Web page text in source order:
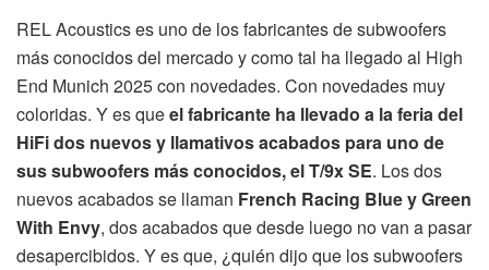
REL Acoustics es uno de los fabricantes de subwoofers
más conocidos del mercado y como tal ha llegado al High
End Munich 2025 con novedades. Con novedades muy
coloridas. Y es queel fabricante ha llevado a la feria del
HiFi dos nuevos y llamativos acabados para uno de
sus subwoofers más conocidos, el T/9x SE. Los dos
nuevos acabados se llaman French Racing Blue y Green
With Envy, dos acabados que desde luego no van a pasar
desapercibidos. Y es que, ¿quién dijo que los subwoofers